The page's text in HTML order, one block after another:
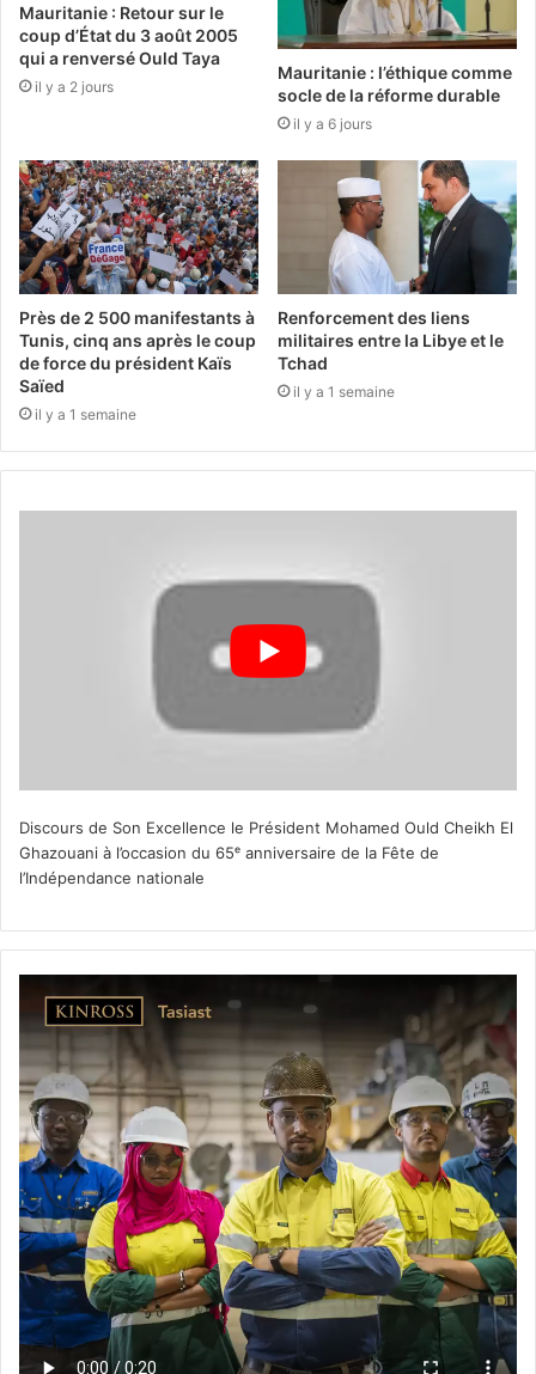
Mauritanie : Retour sur le
coup d’État du 3 août 2005
qui a renversé Ould Taya
il y a 2 jours
Mauritanie : l’éthique comme
socle de la réforme durable
il y a 6 jours
Près de 2 500 manifestants à
Tunis, cinq ans après le coup
de force du président Kaïs
Saïed
il y a 1 semaine
Renforcement des liens
militaires entre la Libye et le
Tchad
il y a 1 semaine
Discours de Son Excellence le Président Mohamed Ould Cheikh El
Ghazouani à l’occasion du 65ᵉ anniversaire de la Fête de
l’Indépendance nationale